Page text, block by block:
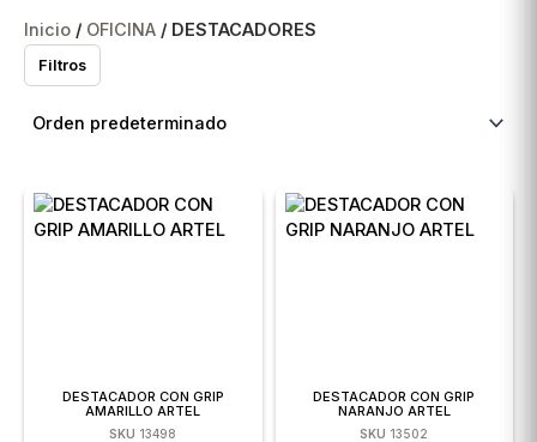
Inicio / OFICINA / DESTACADORES
Filtros
DESTACADOR CON GRIP
AMARILLO ARTEL
SKU 13498
DESTACADOR CON GRIP
NARANJO ARTEL
SKU 13502